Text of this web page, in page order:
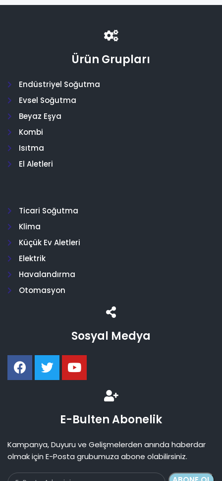
Ürün Grupları
Endüstriyel Soğutma
Evsel Soğutma
Beyaz Eşya
Kombi
Isıtma
El Aletleri
Ticari Soğutma
Klima
Küçük Ev Aletleri
Elektrik
Havalandırma
Otomasyon
Sosyal Medya
E-Bulten Abonelik
Kampanya, Duyuru ve Gelişmelerden anında haberdar
olmak için E-Posta grubumuza abone olabilirsiniz.